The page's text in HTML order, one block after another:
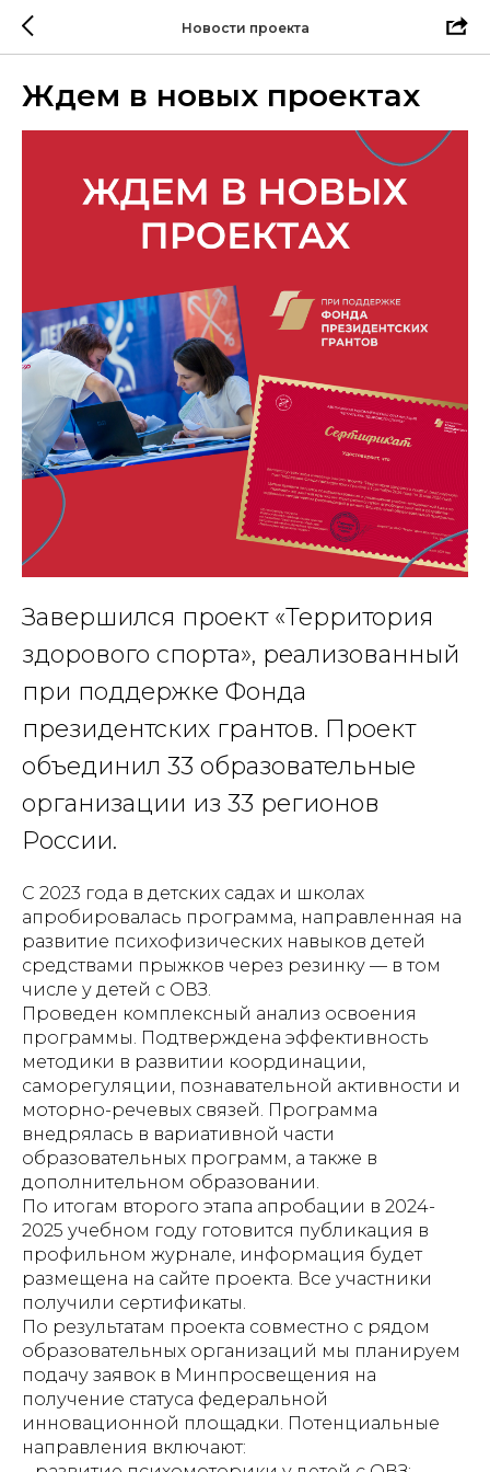
Новости проекта
Ждем в новых проектах
Завершился проект «Территория
здорового спорта», реализованный
при поддержке Фонда
президентских грантов. Проект
объединил 33 образовательные
организации из 33 регионов
России.
С 2023 года в детских садах и школах
апробировалась программа, направленная на
развитие психофизических навыков детей
средствами прыжков через резинку — в том
числе у детей с ОВЗ.
Проведен комплексный анализ освоения
программы. Подтверждена эффективность
методики в развитии координации,
саморегуляции, познавательной активности и
моторно-речевых связей. Программа
внедрялась в вариативной части
образовательных программ, а также в
дополнительном образовании.
По итогам второго этапа апробации в 2024-
2025 учебном году готовится публикация в
профильном журнале, информация будет
размещена на сайте проекта. Все участники
получили сертификаты.
По результатам проекта совместно с рядом
образовательных организаций мы планируем
подачу заявок в Минпросвещения на
получение статуса федеральной
инновационной площадки. Потенциальные
направления включают: